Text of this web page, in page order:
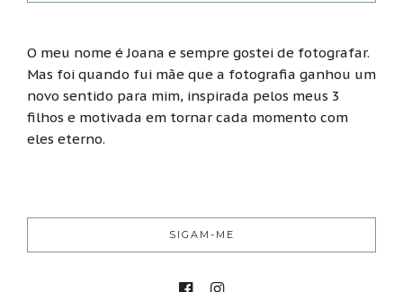
O meu nome é Joana e sempre gostei de fotografar.
Mas foi quando fui mãe que a fotografia ganhou um
novo sentido para mim, inspirada pelos meus 3
filhos e motivada em tornar cada momento com
eles eterno.
SIGAM-ME